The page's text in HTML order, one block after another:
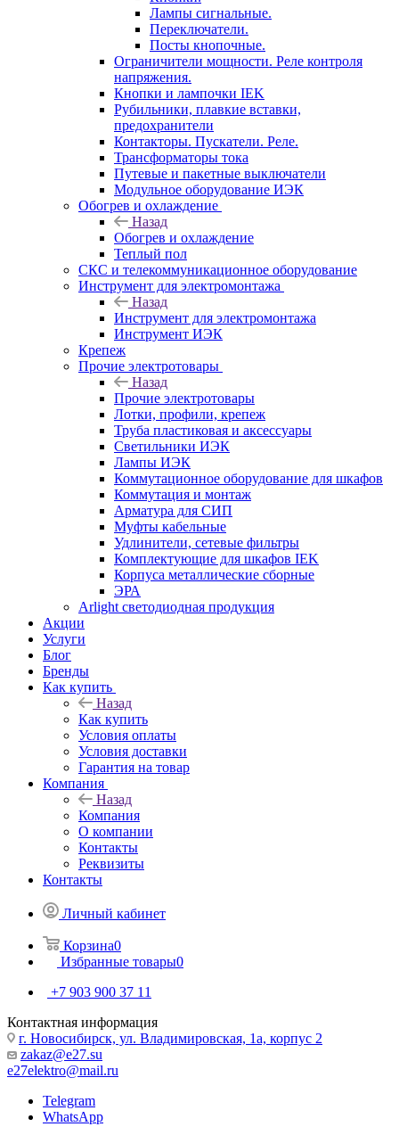
Лампы сигнальные.
Переключатели.
Посты кнопочные.
Ограничители мощности. Реле контроля
напряжения.
Кнопки и лампочки IEK
Рубильники, плавкие вставки,
предохранители
Контакторы. Пускатели. Реле.
Трансформаторы тока
Путевые и пакетные выключатели
Модульное оборудование ИЭК
Обогрев и охлаждение
Назад
Обогрев и охлаждение
Теплый пол
СКС и телекоммуникационное оборудование
Инструмент для электромонтажа
Назад
Инструмент для электромонтажа
Инструмент ИЭК
Крепеж
Прочие электротовары
Назад
Прочие электротовары
Лотки, профили, крепеж
Труба пластиковая и аксессуары
Светильники ИЭК
Лампы ИЭК
Коммутационное оборудование для шкафов
Коммутация и монтаж
Арматура для СИП
Муфты кабельные
Удлинители, сетевые фильтры
Комплектующие для шкафов IEK
Корпуса металлические сборные
ЭРА
Arlight светодиодная продукция
Акции
Услуги
Блог
Бренды
Как купить
Назад
Как купить
Условия оплаты
Условия доставки
Гарантия на товар
Компания
Назад
Компания
О компании
Контакты
Реквизиты
Контакты
Личный кабинет
Корзина0
Избранные товары0
+7 903 900 37 11
Контактная информация
г. Новосибирск, ул. Владимировская, 1а, корпус 2
zakaz@e27.su
e27elektro@mail.ru
Telegram
WhatsApp